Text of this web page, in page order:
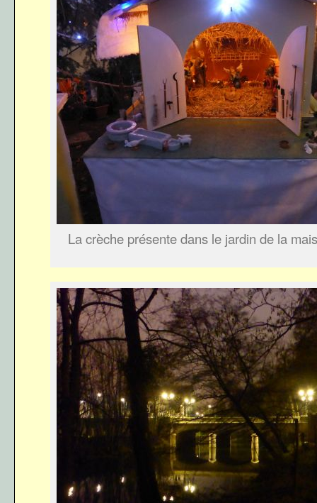
La crèche présente dans le jardin de la